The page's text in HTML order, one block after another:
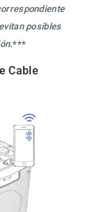
posibles
***
Cable